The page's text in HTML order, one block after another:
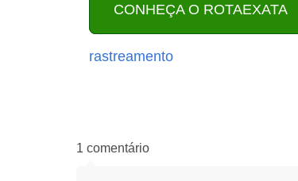
CONHEÇA O ROTAEXATA
rastreamento
1 comentário